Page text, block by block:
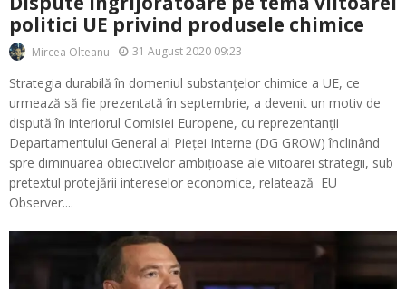
politici UE privind produsele chimice
Mircea Olteanu 31 August 2020 09:23
Strategia durabilă în domeniul substanțelor chimice a UE, ce
urmează să fie prezentată în septembrie, a devenit un motiv de
dispută în interiorul Comisiei Europene, cu reprezentanții
Departamentului General al Pieței Interne (DG GROW) înclinând
spre diminuarea obiectivelor ambițioase ale viitoarei strategii, sub
pretextul protejării intereselor economice, relatează EU
Observer....